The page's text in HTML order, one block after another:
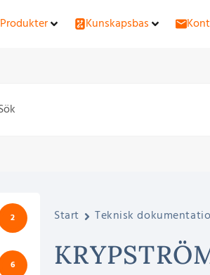
Produkter Kunskapsbas
2
6
Start Teknisk